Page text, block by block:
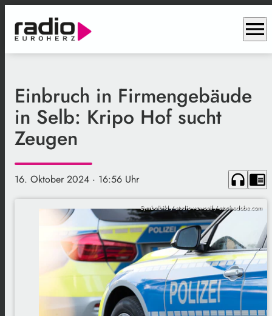
menu
Einbruch in Firmengebäude
in Selb: Kripo Hof sucht
Zeugen
16. Oktober 2024 · 16:56 Uhr headphones chrome_reader_mode
Symbolbild / studio v-zwoelf / stock.adobe.com